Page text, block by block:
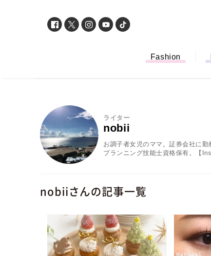
Fashion
ライター
nobii
お調子者女児のママ。証券会社に
プランニング技能士資格保有。【
nobiiさんの記事一覧
法から受け取
を